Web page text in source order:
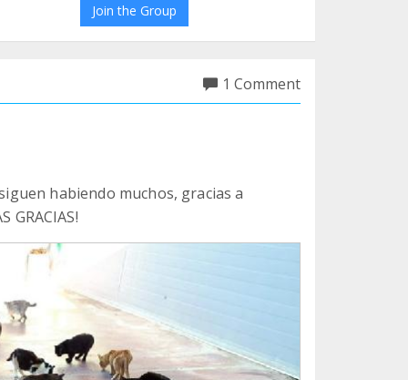
Join the Group
1 Comment
habiendo muchos, gracias a
GRACIAS!